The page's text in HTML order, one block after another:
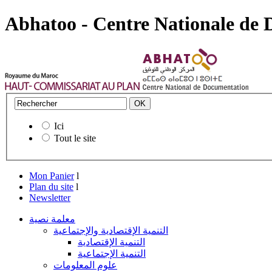
Abhatoo - Centre Nationale de
Ici
Tout le site
Mon Panier l
Plan du site l
Newsletter
معلمة نصية
التنمية الإقتصادية والإجتماعية
التنمية الإقتصادية
التنمية الإجتماعية
علوم المعلومات